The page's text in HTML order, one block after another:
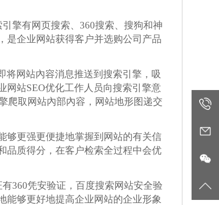
擎有网页搜索、360搜索、搜狗和神
是企业网站获得客户并选购公司产品
将网站內容消息推送到搜索引擎，吸
网站SEO优化工作人员向搜索引擎意
爬取网站內部內容，网站地形图递交
够更强更便捷地掌握到网站的有关信
品质得分，在客户检索全过程中会优
360凭安验证，百度搜索网站安全验
能够更好地提高企业网站的企业形象
400-
002-
5855